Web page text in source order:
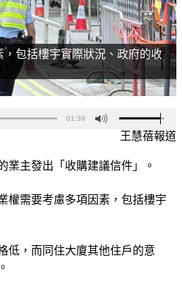
包括樓宇實際狀況、政府的收
01:39
王慧蓓報道
業主發出「收購建議信件」。
權需要考慮多項因素，包括樓宇
低，而同住大廈其他住戶的意